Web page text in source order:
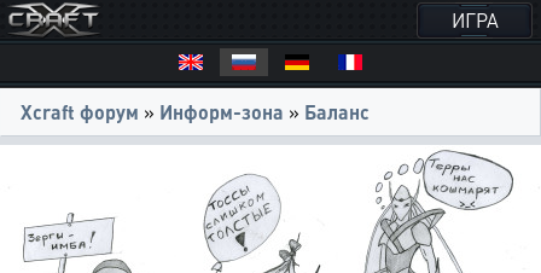
ИГРА
Xcraft форум » Информ-зона » Баланс